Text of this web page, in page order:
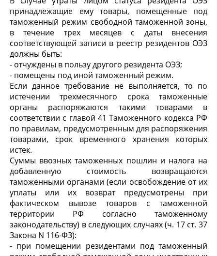
принадлежащие ему товары, помещенные под
таможенный режим свободной таможенной зоны,
в течение трех месяцев с даты внесения
соответствующей записи в реестр резидентов ОЭЗ
должны быть:
- отчуждены в пользу другого резидента ОЭЗ;
- помещены под иной таможенный режим.
Если данное требование не выполняется, то по
истечении трехмесячного срока таможенные
органы распоряжаются такими товарами в
соответствии с главой 41 Таможенного кодекса РФ
по правилам, предусмотренным для распоряжения
товарами, срок временного хранения которых
истек.
Суммы ввозных таможенных пошлин и налога на
добавленную стоимость возвращаются
таможенными органами (если освобождение от их
уплаты или их возврат предусмотрены при
фактическом вывозе товаров с таможенной
территории РФ согласно таможенному
законодательству) в следующих случаях (ч. 17 ст. 37
Закона N 116-ФЗ):
- при помещении резидентами под таможенный